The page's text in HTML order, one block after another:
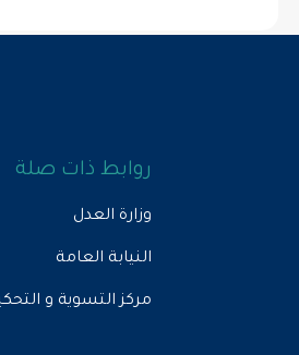
روابط ذات صلة
وزارة العدل
النيابة العامة
مركز التسوية و التحكيم